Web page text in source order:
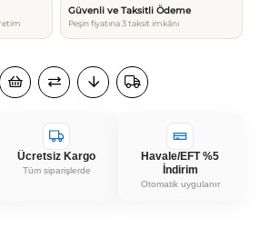
Güvenli ve Taksitli Ödeme
Peşin fiyatına 3 taksit imkânı
Ücretsiz Kargo
Tüm siparişlerde
Havale/EFT %5
İndirim
Otomatik uygulanır